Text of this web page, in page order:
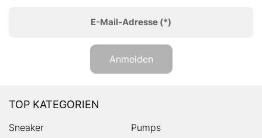
E-Mail-Adresse (*)
Anmelden
TOP KATEGORIEN
Sneaker
Pumps